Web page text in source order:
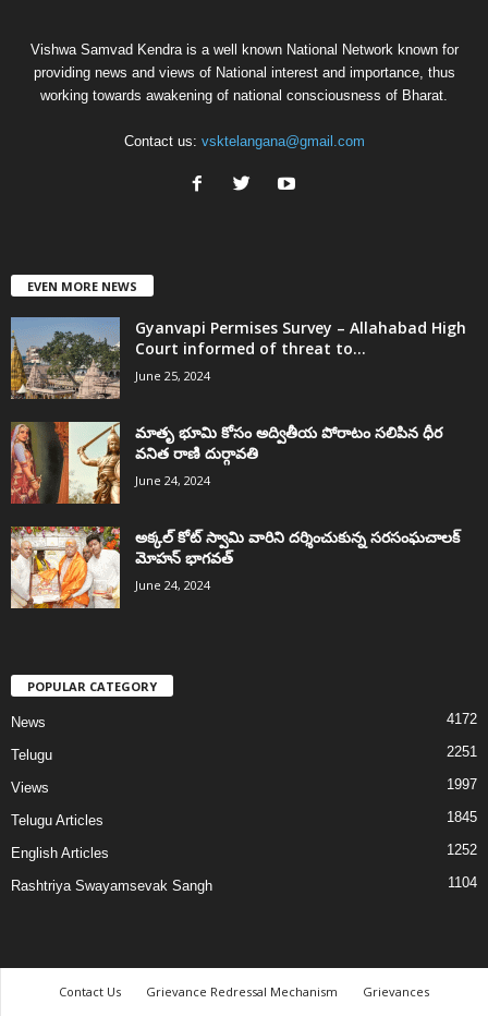
Vishwa Samvad Kendra is a well known National Network known for
providing news and views of National interest and importance, thus
working towards awakening of national consciousness of Bharat.
Contact us: vsktelangana@gmail.com
EVEN MORE NEWS
Gyanvapi Permises Survey – Allahabad High
Court informed of threat to...
June 25, 2024
మాతృ భూమి కోసం అద్వితీయ పోరాటం సలిపిన ధీర
వనిత రాణి దుర్గావతి
June 24, 2024
అక్కల్‌ కోట్‌ స్వామి వారిని దర్శించుకున్న సరసంఘచాలక్
మోహన్ భాగవత్
June 24, 2024
POPULAR CATEGORY
News 4172
Telugu 2251
Views 1997
Telugu Articles 1845
English Articles 1252
Rashtriya Swayamsevak Sangh 1104
Contact Us Grievance Redressal Mechanism Grievances